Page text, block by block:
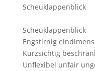
Scheuklappenblick
Scheuklappenblick
Engstirnig
Kurzsichtig
Unflexibel unfair